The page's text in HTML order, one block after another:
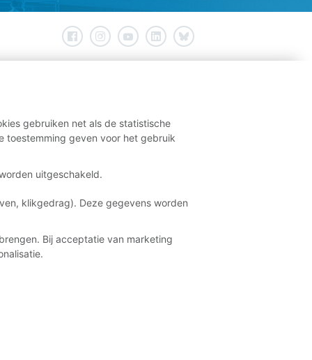
gebruiken net als de statistische
toestemming geven voor het gebruik
uitgeschakeld.
klikgedrag). Deze gegevens worden
Bij acceptatie van marketing